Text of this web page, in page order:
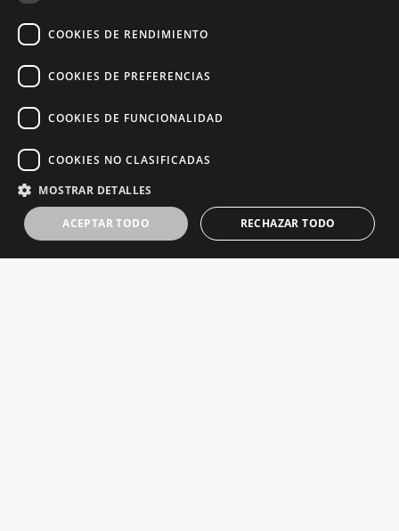
COOKIES DE RENDIMIENTO
COOKIES DE PREFERENCIAS
COOKIES DE FUNCIONALIDAD
COOKIES NO CLASIFICADAS
MOSTRAR DETALLES
ACEPTAR TODO RECHAZAR TODO